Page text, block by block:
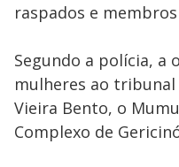
raspados e
Segundo a polícia, a
mulheres ao
Vieira Bento, o
Complexo de